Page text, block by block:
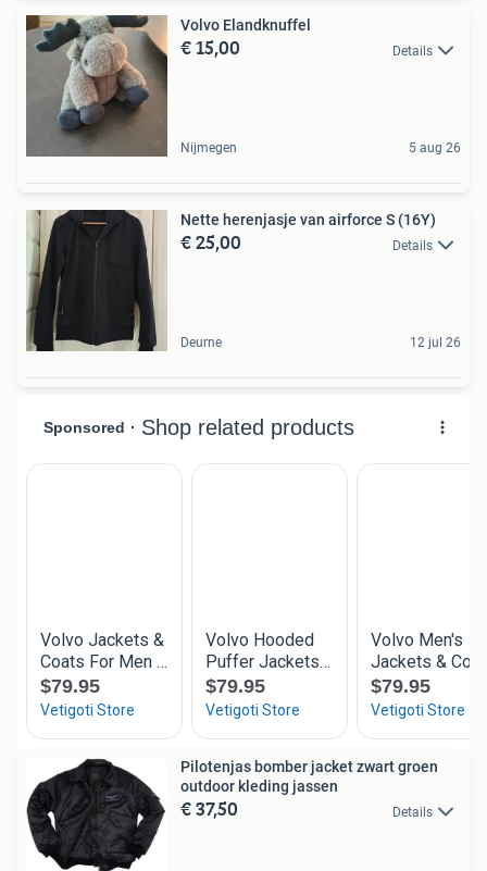
Volvo Elandknuffel
€ 15,00 Details
Nijmegen 5 aug 26
Nette herenjasje van airforce S (16Y)
€ 25,00 Details
Deurne 12 jul 26
Pilotenjas bomber jacket zwart groen
outdoor kleding jassen
€ 37,50 Details